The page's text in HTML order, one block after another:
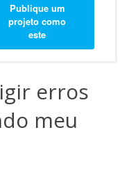
Publique um
projeto como
este
erros
meu